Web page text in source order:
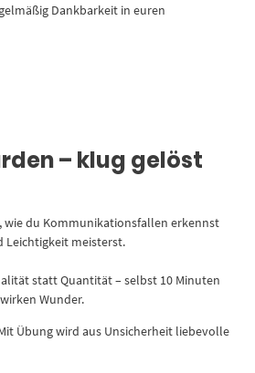
Dankbarkeit in euren
– klug gelöst
wie du Kommunikationsfallen erkennst
Leichtigkeit meisterst.
statt Quantität – selbst 10 Minuten
Wunder.
Übung wird aus Unsicherheit liebevolle